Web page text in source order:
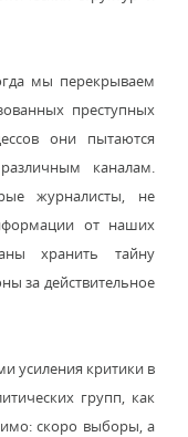
мы перекрываем
преступных
они пытаются
каналам.
журналисты, не
от наших
хранить тайну
за действительное
усиления критики в
групп, как
скоро выборы, а